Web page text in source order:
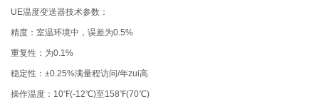
UE温度变送器技术参数：
精度：室温环境中，误差为0.5%
重复性：为0.1%
稳定性：±0.25%满量程访问/年zui高
操作温度：10℉(-12℃)至158℉(70℃)